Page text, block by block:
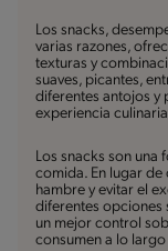
Los snacks,
varias razones,
texturas y
suaves, picantes,
diferentes antojos y
experiencia culinaria
Los snacks son
comida. En lugar de
hambre y evitar el
diferentes opciones
un mejor control
consumen a lo